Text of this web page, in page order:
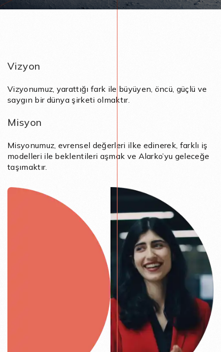
Vizyon
Vizyonumuz, yarattığı fark ile büyüyen, öncü, güçlü ve
saygın bir dünya şirketi olmaktır.
Misyon
Misyonumuz, evrensel değerleri ilke edinerek, farklı iş
modelleri ile beklentileri aşmak ve Alarko’yu geleceğe
taşımaktır.